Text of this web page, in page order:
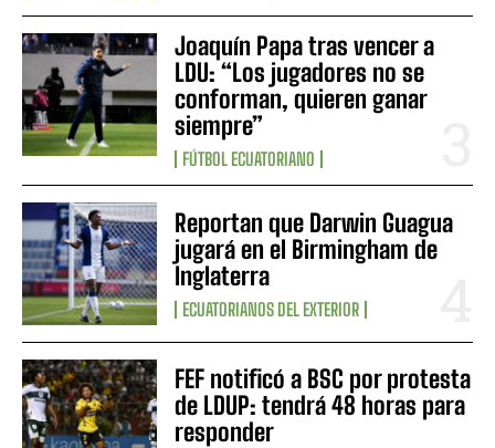
Joaquín Papa tras vencer a
LDU: “Los jugadores no se
conforman, quieren ganar
siempre”
FÚTBOL ECUATORIANO
Reportan que Darwin Guagua
jugará en el Birmingham de
Inglaterra
ECUATORIANOS DEL EXTERIOR
FEF notificó a BSC por protesta
de LDUP: tendrá 48 horas para
responder